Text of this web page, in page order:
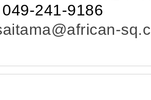
】049-241-